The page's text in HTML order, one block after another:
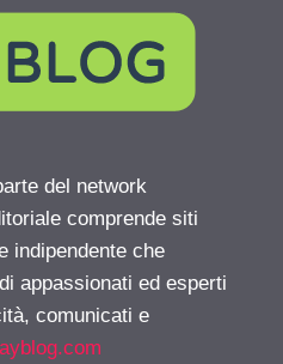
del network
comprende siti
indipendente che
appassionati ed esperti
comunicati e